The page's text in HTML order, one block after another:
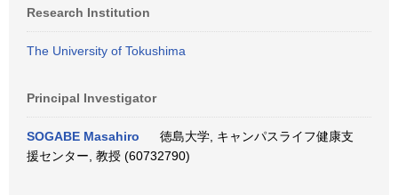
Research Institution
The University of Tokushima
Principal Investigator
SOGABE Masahiro
徳島大学, キャンパスライフ健康支
援センター, 教授 (60732790)